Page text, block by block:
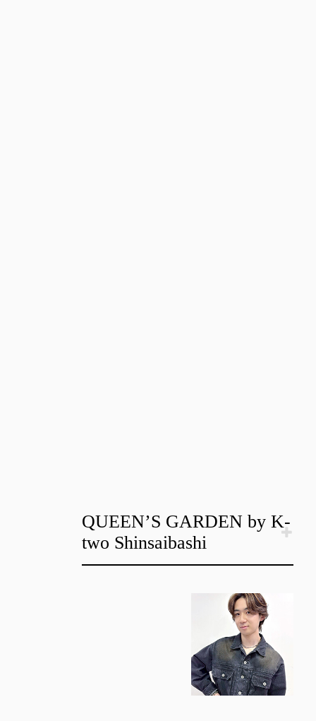
QUEEN’S GARDEN by K-
two Shinsaibashi